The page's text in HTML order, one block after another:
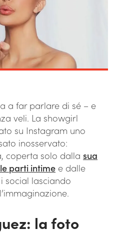
a far parlare di sé – e
veli. La showgirl
su Instagram uno
inosservato:
coperta solo dalla sua
parti intime e dalle
social lasciando
la foto